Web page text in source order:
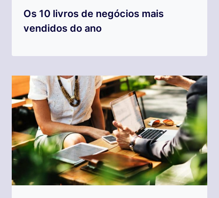
Os 10 livros de negócios mais
vendidos do ano